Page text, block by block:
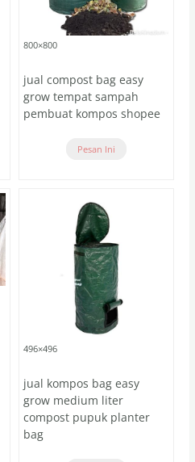
800×800
jual compost bag easy
grow tempat sampah
pembuat kompos shopee
Pesan Ini
496×496
jual kompos bag easy
grow medium liter
compost pupuk planter
bag